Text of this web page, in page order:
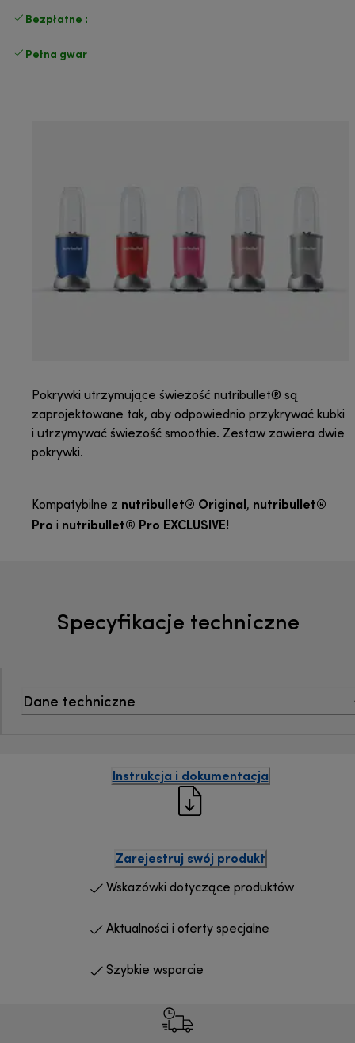
Bezpłatne zwroty
Pełna gwarancja producenta
Pokrywki utrzymujące świeżość nutribullet® są
zaprojektowane tak, aby odpowiednio przykrywać kubki
i utrzymywać świeżość smoothie. Zestaw zawiera dwie
pokrywki.
Kompatybilne z nutribullet® Original, nutribullet®
Pro i nutribullet® Pro EXCLUSIVE!
Specyfikacje techniczne
Dane techniczne
Instrukcja i dokumentacja
Zarejestruj swój produkt
Wskazówki dotyczące produktów
Aktualności i oferty specjalne
Szybkie wsparcie